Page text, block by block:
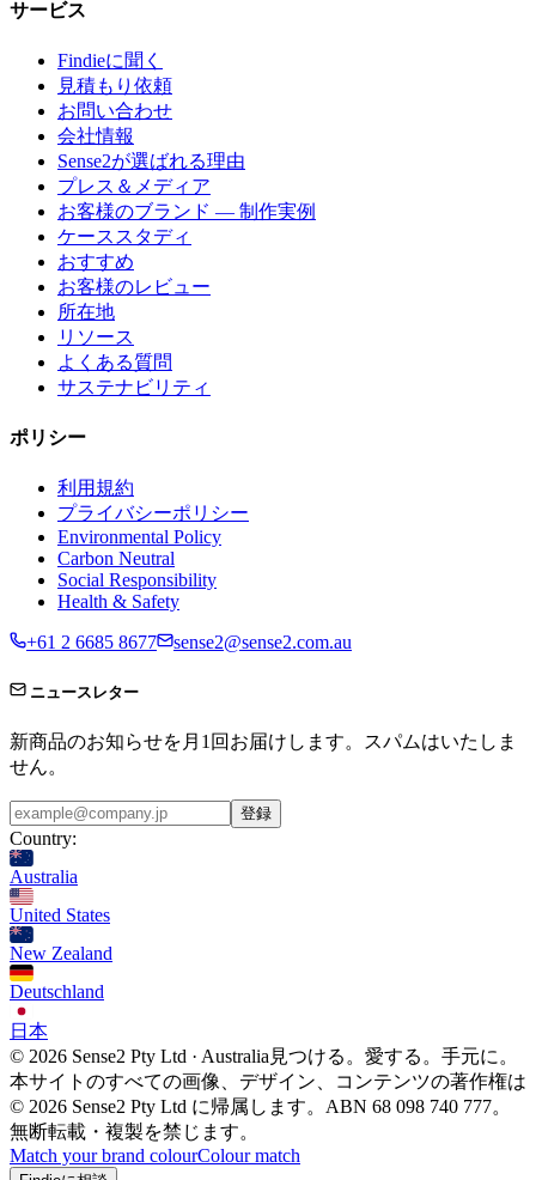
サービス
Findieに聞く
見積もり依頼
お問い合わせ
会社情報
Sense2が選ばれる理由
プレス＆メディア
お客様のブランド — 制作実例
ケーススタディ
おすすめ
お客様のレビュー
所在地
リソース
よくある質問
サステナビリティ
ポリシー
利用規約
プライバシーポリシー
Environmental Policy
Carbon Neutral
Social Responsibility
Health & Safety
+61 2 6685 8677
sense2@sense2.com.au
ニュースレター
新商品のお知らせを月1回お届けします。スパムはいたしま
せん。
登録
Country:
Australia
United States
New Zealand
Deutschland
日本
© 2026 Sense2 Pty Ltd · Australia 見つける。愛する。手元に。
本サイトのすべての画像、デザイン、コンテンツの著作権は
© 2026 Sense2 Pty Ltd に帰属します。ABN 68 098 740 777。
無断転載・複製を禁じます。
Match your brand colourColour match